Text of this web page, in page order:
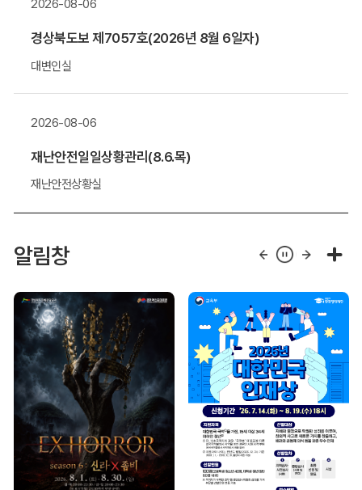
2026-08-06
경상북도보 제7057호(2026년 8월 6일자)
대변인실
2026-08-06
재난안전일일상황관리(8.6.목)
재난안전상황실
알림창